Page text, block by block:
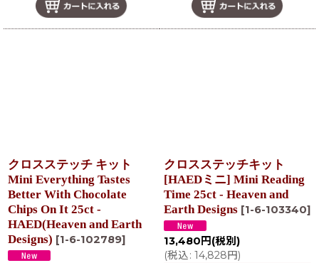
クロスステッチ キット
Mini Everything Tastes
Better With Chocolate
Chips On It 25ct -
HAED(Heaven and Earth
Designs) [1-6-102789]
クロスステッチキット
[HAEDミニ] Mini Reading
Time 25ct - Heaven and
Earth Designs [1-6-103340]
13,480 円 (税別)
(税込: 14,828円)